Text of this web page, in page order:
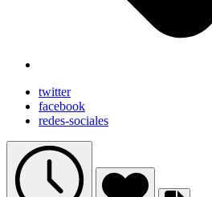
twitter
facebook
redes-sociales